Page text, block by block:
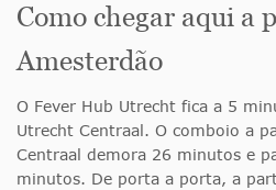
Como chegar aqui a
Amesterdão
O Fever Hub Utrecht fica a 5
Utrecht Centraal. O comboio a
Centraal demora 26 minutos e
minutos. De porta a porta, a